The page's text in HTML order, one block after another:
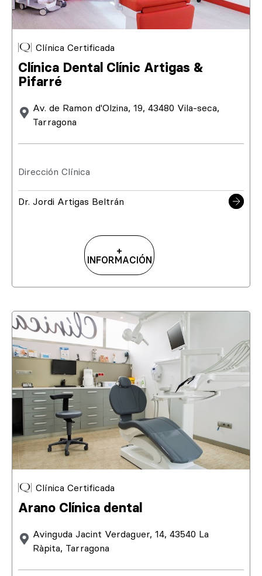
Clínica Certificada
Clínica Dental Clínic Artigas &
Pifarré
Av. de Ramon d'Olzina, 19, 43480 Vila-seca,
Tarragona
Dirección Clínica
Dr. Jordi Artigas Beltrán
+
INFORMACIÓN
Clínica Certificada
Arano Clínica dental
Avinguda Jacint Verdaguer, 14, 43540 La
Ràpita, Tarragona